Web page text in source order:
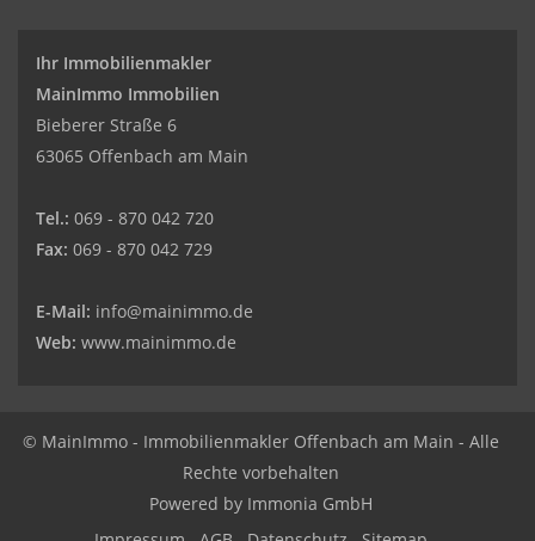
Ihr Immobilienmakler
MainImmo Immobilien
Bieberer Straße 6
63065 Offenbach am Main
Tel.: 069 - 870 042 720
Fax: 069 - 870 042 729
E-Mail: info@mainimmo.de
Web: www.mainimmo.de
© MainImmo - Immobilienmakler Offenbach am Main - Alle
Rechte vorbehalten
Powered by Immonia GmbH